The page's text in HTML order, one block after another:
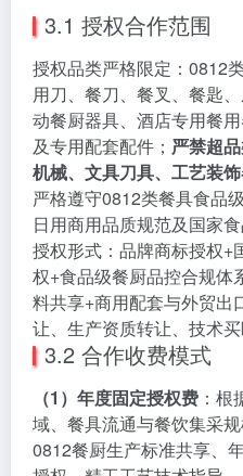
3.1 授权合作范围
授权品类严格限定：0812
用刀、餐刀、餐叉、餐匙
动餐厨器具、酒店专用餐
及专用配套配件； 严禁超
机械、文具刀具、工艺装
严格遵守0812类餐具食品
日用商用品质规范及国家
授权形式：品牌商标授权+
权+食品级餐厨品控合规体
料共享+商用配套与外贸出
让、生产资质转让、技术买
3.2 合作收费模式
（1）年度固定授权费 ：
域、餐具流通与餐饮集采规
0812餐厨生产标准共享、